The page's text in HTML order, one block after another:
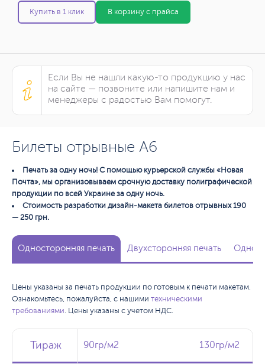
Купить в 1 клик В корзину с прайса
Если Вы не нашли какую-то продукцию у нас
на сайте — позвоните или напишите нам и
менеджеры с радостью Вам помогут.
Билеты отрывные А6
Печать за одну ночь! С помощью курьерской службы «Новая
Почта», мы организовываем срочную доставку полиграфической
продукции по всей Украине за одну ночь.
Стоимость разработки дизайн-макета билетов отрывных 190
— 250 грн.
Односторонняя печать Двухсторонняя печать
Цены указаны за печать продукции по готовым к печати макетам.
Ознакомьтесь, пожалуйста, с нашими техническими
требованиями . Цены указаны с учетом НДС.
Тираж
Тираж 90гр/м2 130гр/м2
Тираж 90гр/м2 130гр/м2